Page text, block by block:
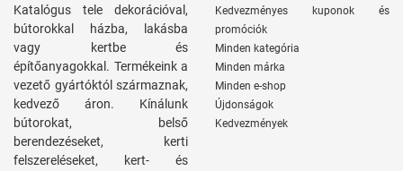
Katalógus tele dekorációval,
bútorokkal házba, lakásba
vagy kertbe és
építőanyagokkal. Termékeink a
vezető gyártóktól származnak,
kedvező áron. Kínálunk
bútorokat, belső
berendezéseket, kerti
felszereléseket, kert- és
Kedvezményes kuponok és
promóciók
Minden kategória
Minden márka
Minden e-shop
Újdonságok
Kedvezmények